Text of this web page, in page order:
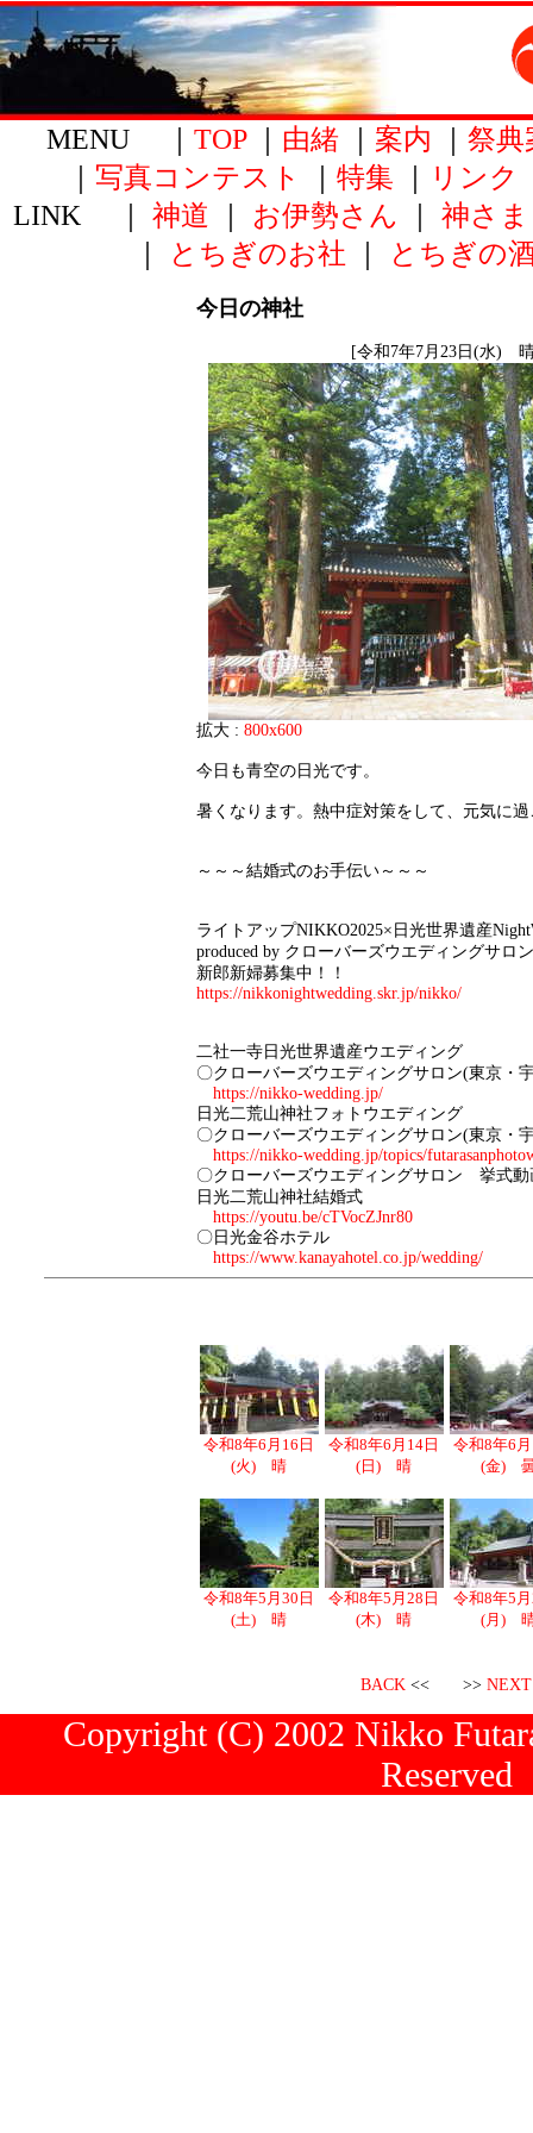
MENU ｜ TOP｜ 由緒 案内
祭典
写真コンテスト 特集 リンク
LINK ｜ 神道 お伊勢さん 神さま
とちぎのお社 とちぎの
今日の神社
[令和7年7月23日(水)
拡大 : 800x600
今日も青空の日光です。
暑くなります。熱中症対策をして、元気に
～～～結婚式のお手伝い～～～
ライトアップNIKKO2025×日光世界遺産
produced by クローバーズウエディングサロン
新郎新婦募集中！！
https://nikkonightwedding.skr.jp/nikko/
二社一寺日光世界遺産ウエディング
〇クローバーズウエディングサロン(東京・
https://nikko-wedding.jp/
日光二荒山神社フォトウエディング
〇クローバーズウエディングサロン(東京・
https://nikko-wedding.jp/topics/
〇クローバーズウエディングサロン 挙式動
日光二荒山神社結婚式
https://youtu.be/cTVocZJnr80
〇日光金谷ホテル
https://www.kanayahotel.co.jp/wedding/
令和8年6月16日
(火) 晴
令和8年6月14日
(日) 晴
令和8年6
(金)
令和8年5月30日
(土) 晴
令和8年5月28日
(木) 晴
令和8年5
(月)
BACK << >> NEXT
Copyright (C) 2002 Nikko
Reserved